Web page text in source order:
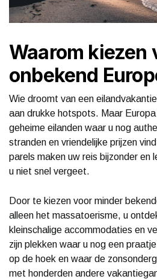
Waarom kiezen
onbekend
Wie droomt van een
aan drukke hotspots. Maar
geheime eilanden waar u nog
stranden en vriendelijke prijzen
parels maken uw reis bijzonder en
u niet snel vergeet.
Door te kiezen voor minder
alleen het massatoerisme, u
kleinschalige accommodaties en
zijn plekken waar u nog een
op de hoek en waar de
met honderden andere